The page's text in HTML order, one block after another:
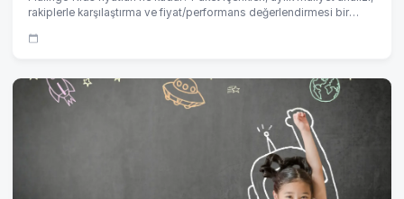
rakiplerle karşılaştırma ve fiyat/performans değerlendirmesi bir